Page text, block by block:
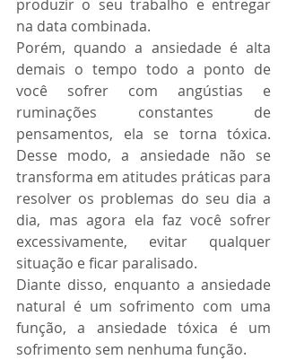
produzir o seu trabalho e entregar
na data combinada.
Porém, quando a ansiedade é alta
demais o tempo todo a ponto de
você sofrer com angústias e
ruminações constantes de
pensamentos, ela se torna tóxica.
Desse modo, a ansiedade não se
transforma em atitudes práticas para
resolver os problemas do seu dia a
dia, mas agora ela faz você sofrer
excessivamente, evitar qualquer
situação e ficar paralisado.
Diante disso, enquanto a ansiedade
natural é um sofrimento com uma
função, a ansiedade tóxica é um
sofrimento sem nenhuma função.